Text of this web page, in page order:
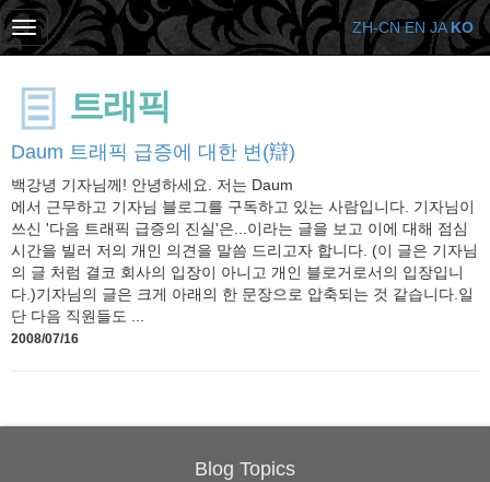
트래픽
Daum 트래픽 급증에 대한 변(辯)
백강녕 기자님께! 안녕하세요. 저는 Daum
에서 근무하고 기자님 블로그를 구독하고 있는 사람입니다. 기자님이
쓰신 '다음 트래픽 급증의 진실'은...이라는 글을 보고 이에 대해 점심
시간을 빌러 저의 개인 의견을 말씀 드리고자 합니다. (이 글은 기자님
의 글 처럼 결코 회사의 입장이 아니고 개인 블로거로서의 입장입니
다.)기자님의 글은 크게 아래의 한 문장으로 압축되는 것 같습니다.일
단 다음 직원들도 ...
2008/07/16
Blog Topics
ZH-CN EN JA KO